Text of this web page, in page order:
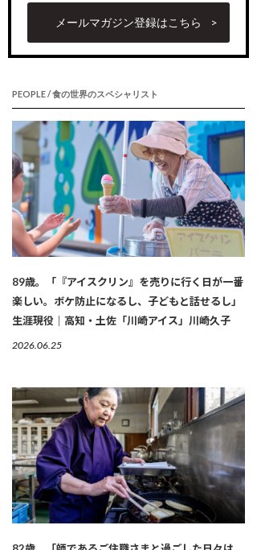
メールマガジン登録はこちら
PEOPLE / 食の世界のスペシャリスト
89歳。「『アイスクリン』を売りに行く日が一番
楽しい。ボケ防止になるし、子どもと話せるし」
生涯現役｜高知・土佐「川崎アイス」川崎久子
2026.06.25